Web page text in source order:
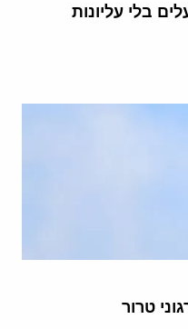
בלי עליונות
טרור